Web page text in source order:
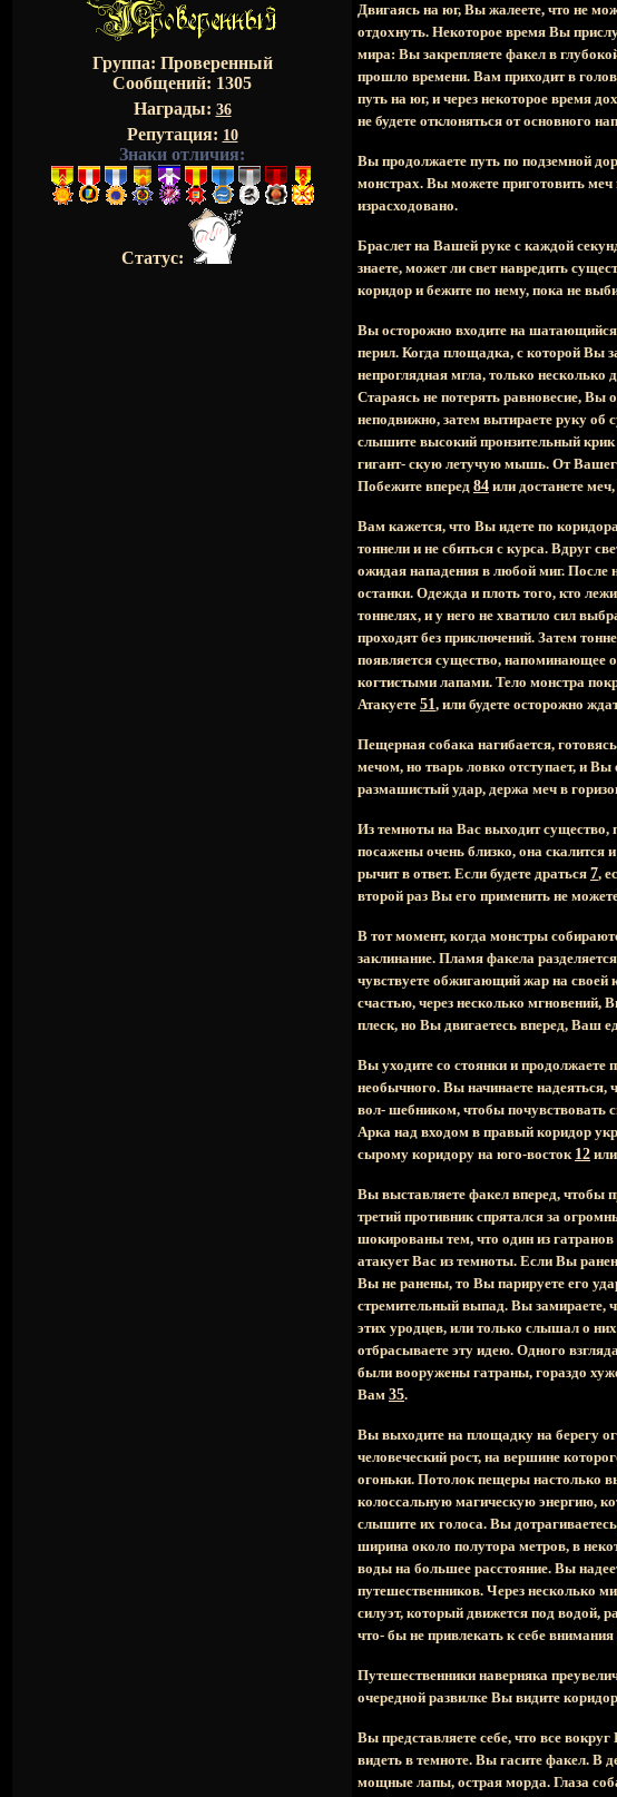
Группа: Проверенный
Сообщений: 1305
Награды: 36
Репутация: 10
Знаки отличия:
Статус:
Двигаясь на юг, Вы жалеете, что не
отдохнуть. Некоторое время Вы
мира: Вы закрепляете факел в
прошло времени. Вам приходит в
путь на юг, и через некоторое время
не будете отклоняться от основного
Вы продолжаете путь по подземной
монстрах. Вы можете приготовить меч
израсходовано.
Браслет на Вашей руке с каждой
знаете, может ли свет навредить
коридор и бежите по нему, пока не
Вы осторожно входите на шатающийся
перил. Когда площадка, с которой Вы
непроглядная мгла, только несколько
Стараясь не потерять равновесие, Вы
неподвижно, затем вытираете руку об
слышите высокий пронзительный крик
гигант- скую летучую мышь. От
Побежите вперед 84 или достанете
Вам кажется, что Вы идете по
тоннели и не сбиться с курса. Вдруг
ожидая нападения в любой миг. После
останки. Одежда и плоть того, кто
тоннелях, и у него не хватило сил
проходят без приключений. Затем
появляется существо, напоминающее
когтистыми лапами. Тело монстра
Атакуете 51, или будете осторожно
Пещерная собака нагибается,
мечом, но тварь ловко отступает, и
размашистый удар, держа меч в
Из темноты на Вас выходит существо,
посажены очень близко, она
рычит в ответ. Если будете драться 7,
второй раз Вы его применить не
В тот момент, когда монстры
заклинание. Пламя факела
чувствуете обжигающий жар на своей
счастью, через несколько мгновений,
плеск, но Вы двигаетесь вперед, Ваш
Вы уходите со стоянки и продолжаете
необычного. Вы начинаете надеяться,
вол- шебником, чтобы почувствовать
Арка над входом в правый коридор
сырому коридору на юго-восток 12
Вы выставляете факел вперед, чтобы
третий противник спрятался за
шокированы тем, что один из гатранов
атакует Вас из темноты. Если Вы
Вы не ранены, то Вы парируете его
стремительный выпад. Вы замираете,
этих уродцев, или только слышал о
отбрасываете эту идею. Одного
были вооружены гатраны, гораздо
Вам 35.
Вы выходите на площадку на берегу
человеческий рост, на вершине
огоньки. Потолок пещеры настолько
колоссальную магическую энергию,
слышите их голоса. Вы
ширина около полутора метров, в
воды на большее расстояние. Вы
путешественников. Через несколько
силуэт, который движется под водой,
что- бы не привлекать к себе внимания
Путешественники наверняка
очередной развилке Вы видите
Вы представляете себе, что все
видеть в темноте. Вы гасите факел. В
мощные лапы, острая морда. Глаза